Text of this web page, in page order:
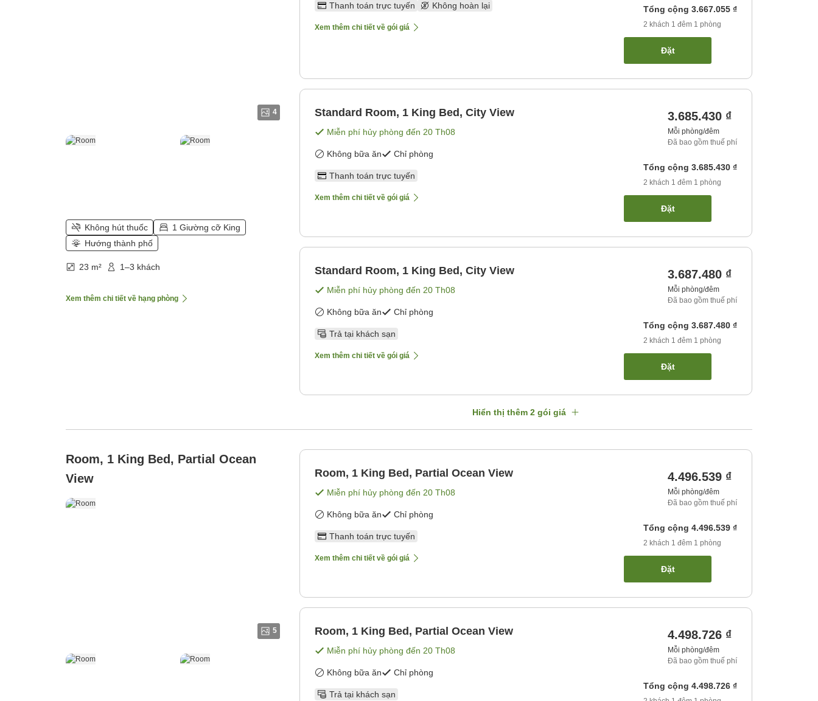
4
Không hút thuốc
1 Giường cỡ King
Hướng thành phố
23 m² 1–3 khách
Xem thêm chi tiết về hạng phòng
Thanh toán trực tuyến Không hoàn lại
Xem thêm chi tiết về gói giá
Tổng cộng 3.667.055 ₫
2 khách 1 đêm 1 phòng
Đặt
Standard Room, 1 King Bed, City View
Miễn phí hủy phòng đến 20 Th08
Không bữa ăn Chỉ phòng
Thanh toán trực tuyến
Xem thêm chi tiết về gói giá
3.685.430 ₫
Mỗi phòng/đêm
Đã bao gồm thuế phí
Tổng cộng 3.685.430 ₫
2 khách 1 đêm 1 phòng
Đặt
Standard Room, 1 King Bed, City View
Miễn phí hủy phòng đến 20 Th08
Không bữa ăn Chỉ phòng
Trả tại khách sạn
Xem thêm chi tiết về gói giá
3.687.480 ₫
Mỗi phòng/đêm
Đã bao gồm thuế phí
Tổng cộng 3.687.480 ₫
2 khách 1 đêm 1 phòng
Đặt
Hiển thị thêm 2 gói giá
Room, 1 King Bed, Partial Ocean
View
5
Room, 1 King Bed, Partial Ocean View
Miễn phí hủy phòng đến 20 Th08
Không bữa ăn Chỉ phòng
Thanh toán trực tuyến
Xem thêm chi tiết về gói giá
4.496.539 ₫
Mỗi phòng/đêm
Đã bao gồm thuế phí
Tổng cộng 4.496.539 ₫
2 khách 1 đêm 1 phòng
Đặt
Room, 1 King Bed, Partial Ocean View
Miễn phí hủy phòng đến 20 Th08
Không bữa ăn Chỉ phòng
Trả tại khách sạn
4.498.726 ₫
Mỗi phòng/đêm
Đã bao gồm thuế phí
Tổng cộng 4.498.726 ₫